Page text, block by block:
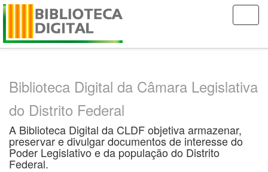
Skip
Biblioteca Digital da Câmara Legislativa
do Distrito Federal
A Biblioteca Digital da CLDF objetiva armazenar,
preservar e divulgar documentos de interesse do
Poder Legislativo e da população do Distrito
Federal.